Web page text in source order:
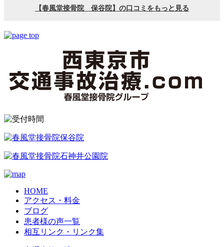
HOME
アクセス・料金
ブログ
患者様の声一覧
相互リンク・リンク集